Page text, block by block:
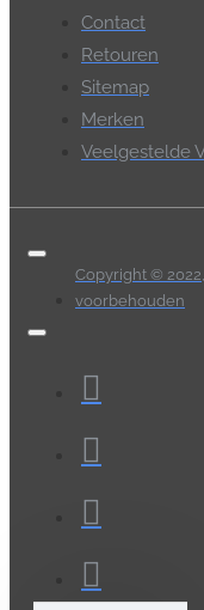
Contact
Retouren
Sitemap
Merken
Veelgestelde
Copyright ©
voorbehouden